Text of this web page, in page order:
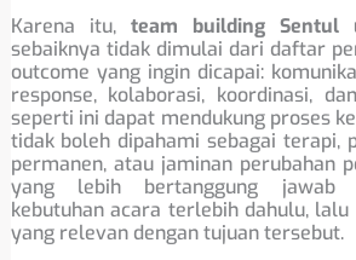
Karena itu, team building Sentul
sebaiknya tidak dimulai dari daftar
outcome yang ingin dicapai:
response, kolaborasi, koordinasi,
seperti ini dapat mendukung proses
tidak boleh dipahami sebagai terapi,
permanen, atau jaminan perubahan
yang lebih bertanggung jawab
kebutuhan acara terlebih dahulu,
yang relevan dengan tujuan tersebut.